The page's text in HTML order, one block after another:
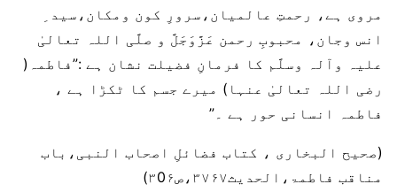
مروی ہے، رحمتِ عالمیان،سرورِ کون ومکان،سید ِ
انس وجان، محبوبِ رحمن عَزَّوَجَلَّ و صلَّی اللہ تعالیٰ
علیہ وآلہ وسلَّم کا فرمانِ فضیلت نشان ہے :”فاطمہ(
رضی اللہ تعالیٰ عنہا) میرے جسم کا ٹکڑا ہے ،
فاطمہ انسانی حور ہے ۔”
(صحیح البخاری ، کتاب فضائلِ اصحاب النبی،باب
مناقب فاطمۃ،الحدیث۳۷۶۷،ص۳0۶)